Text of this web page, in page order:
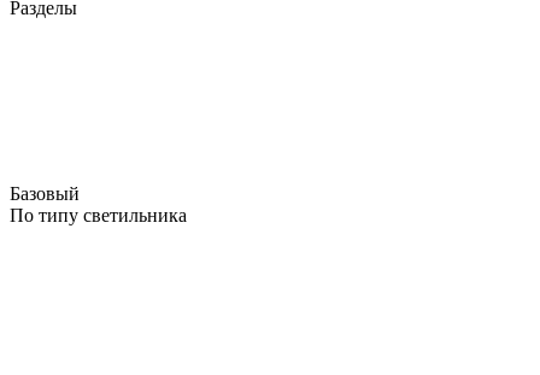
Разделы
Базовый
По типу светильника